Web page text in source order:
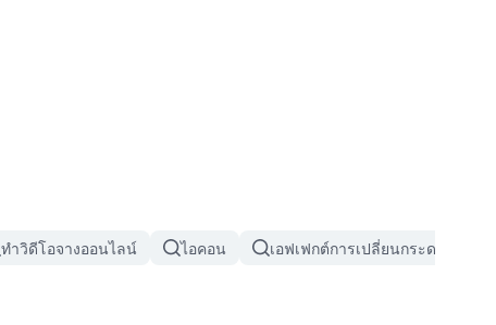
ทำวิดีโอจางออนไลน์ ไอคอน เอฟเฟกต์การเปลี่ยนกระดาษ